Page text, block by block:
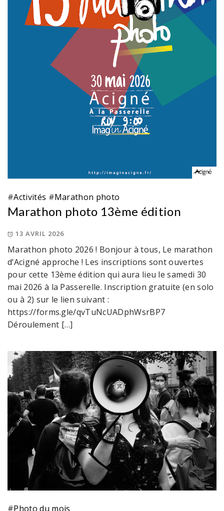
#Activités #Marathon photo
Marathon photo 13ème édition
13 AVRIL 2026
Marathon photo 2026 ! Bonjour à tous, Le marathon
d’Acigné approche ! Les inscriptions sont ouvertes
pour cette 13ème édition qui aura lieu le samedi 30
mai 2026 à la Passerelle. Inscription gratuite (en solo
ou à 2) sur le lien suivant :
https://forms.gle/qvTuNcUADphWsrBP7
Déroulement […]
#Photo du mois